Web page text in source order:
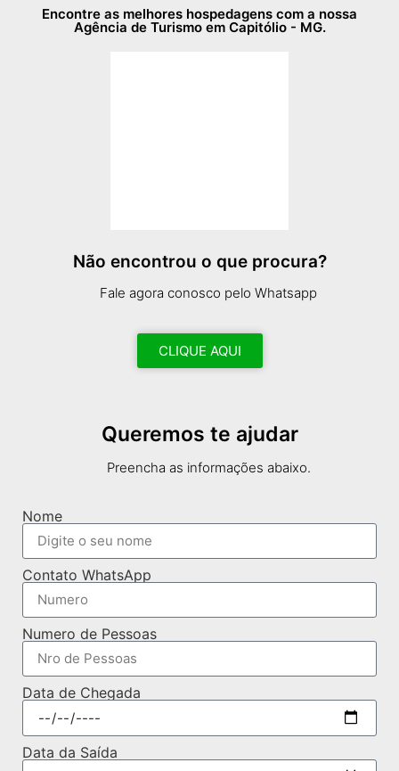
Encontre as melhores hospedagens com a nossa
Agência de Turismo em Capitólio - MG.
Não encontrou o que procura?
Fale agora conosco pelo Whatsapp
CLIQUE AQUI
Queremos te ajudar
Preencha as informações abaixo.
Nome
Contato WhatsApp
Numero de Pessoas
Data de Chegada
Data da Saída